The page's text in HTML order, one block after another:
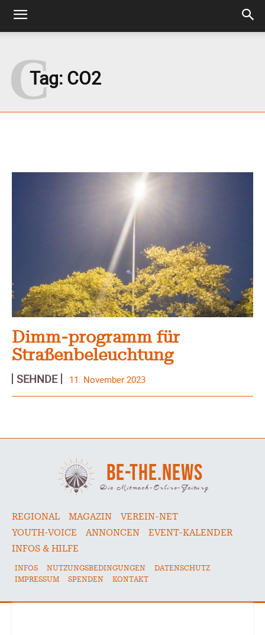
Tag:CO2
C
Dimm-programm für
Straßenbeleuchtung
SEHNDE 11. November 2023
BE-THE.NEWS
Die Mitmach-Online-Zeitung
REGIONAL MAGAZIN
VEREIN-NET
YOUTH-VOICE
ANNONCEN
EVENT-KALENDER
INFOS & HILFE
INFOS NUTZUNGSBEDINGUNGEN
DATENSCHUTZ
IMPRESSUM
SPENDEN KONTAKT